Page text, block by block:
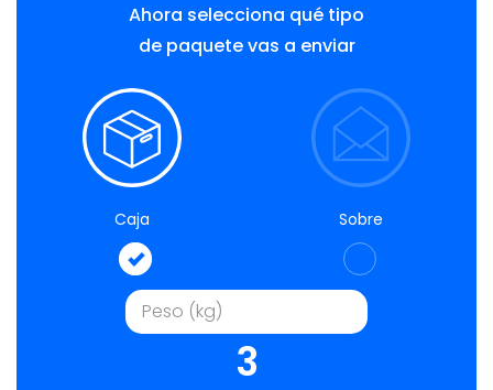
Ahora selecciona qué tipo
de paquete vas a enviar
Caja Sobre
3